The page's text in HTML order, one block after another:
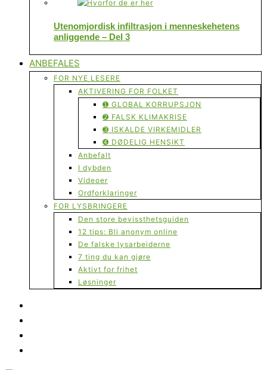
Utenomjordisk infiltrasjon i menneskehetens
anliggende – Del 3
ANBEFALES
FOR NYE LESERE
AKTIVERING FOR FOLKET
➊ GLOBAL KORRUPSJON
➋ FALSK KLIMAKRISE
➌ ISKALDE VIRKEMIDLER
➍ DØDELIG HENSIKT
Anbefalt
I dybden
Videoer
Ordforklaringer
FOR LYSBRINGERE
Den store bevissthetsguiden
12 tips: Bli anonym online
De falske lysarbeiderne
7 ting du kan gjøre
Aktivt for frihet
Løsninger